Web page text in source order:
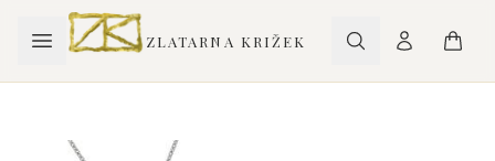
ZLATARNA KRIŽEK